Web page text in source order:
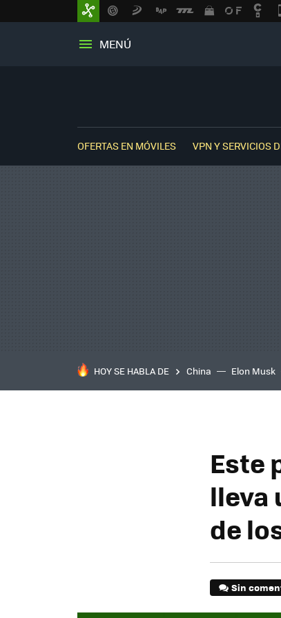
MENÚ
OFERTAS EN MÓVILES VPN Y SERVICIOS
HOY SE HABLA DE China Elon Musk
Este
lleva
de
Sin